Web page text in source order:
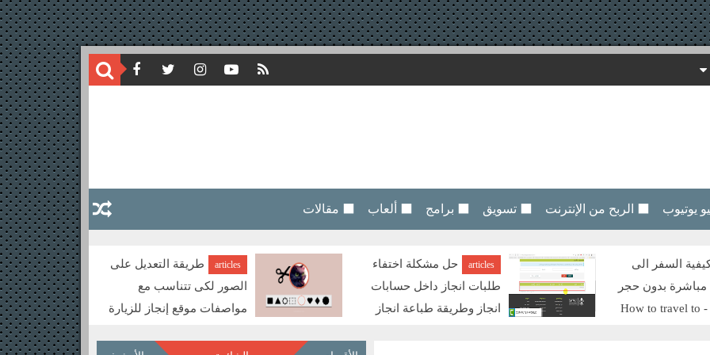
يوتيوب ⬛ الربح من الإنترنت ⬛ تسويق ⬛ برامج ⬛ ألعاب ⬛ مقالات
مشكلة اختفاء
داخل حسابات
طباعة انجاز
articles
طريقة التعديل على
الصور لكى تتناسب مع
مواصفات موقع إنجاز للزيارة
free-programs
microsoft edge
browser download - تحميل
متصفح ايدج الجديد كلياً من